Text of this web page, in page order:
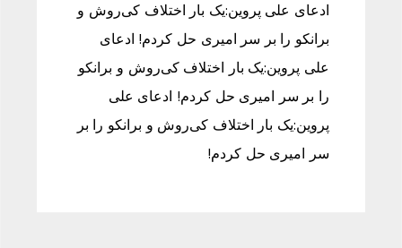
ادعای علی پروین:یک بار اختلاف کی‌روش و
برانکو را بر سر امیری حل کردم! ادعای
علی پروین:یک بار اختلاف کی‌روش و برانکو
را بر سر امیری حل کردم! ادعای علی
پروین:یک بار اختلاف کی‌روش و برانکو را بر
سر امیری حل کردم!